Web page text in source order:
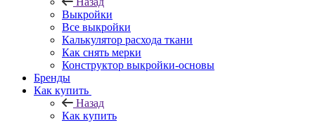
Выкройки
Все выкройки
Калькулятор расхода ткани
Как снять мерки
Конструктор выкройки-основы
Бренды
Как купить
Назад
Как купить